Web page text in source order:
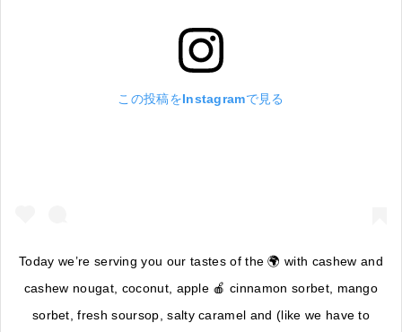
この投稿をInstagramで見る
Today we’re serving you our tastes of the 🌍 with cashew and
cashew nougat, coconut, apple 🍎 cinnamon sorbet, mango
sorbet, fresh soursop, salty caramel and (like we have to